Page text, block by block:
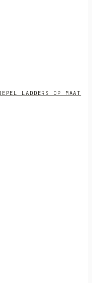
LADDERS OP MAAT